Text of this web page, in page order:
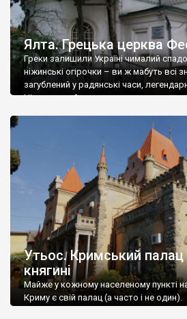
Ялта. Грецька церква
Греки залишили Україні чималий
ніжинські огірочки – ви ж мабуть всі
загублений у радянські часи,
Ніжин греки?
Утьос. Кримський палац
княгині
Майже у кожному населеному пункті
Криму є свій палац (а часто і не один).